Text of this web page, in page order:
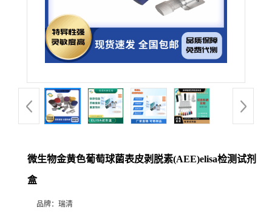
微生物金黄色葡萄球菌表皮剥脱素(AEE)elisa检测试剂
盒
品牌： 瑞清